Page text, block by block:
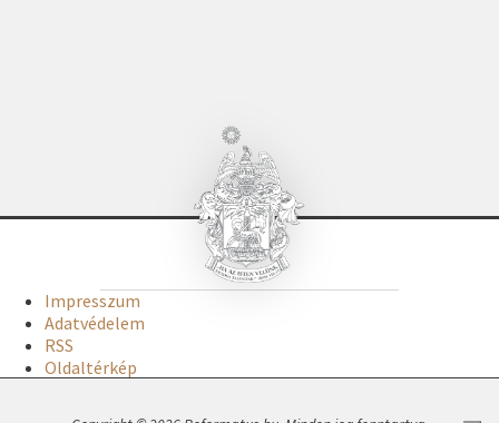
Impresszum
Adatvédelem
RSS
Oldaltérkép